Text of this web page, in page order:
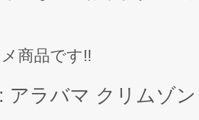
商品です!!
アラバマ クリムゾ